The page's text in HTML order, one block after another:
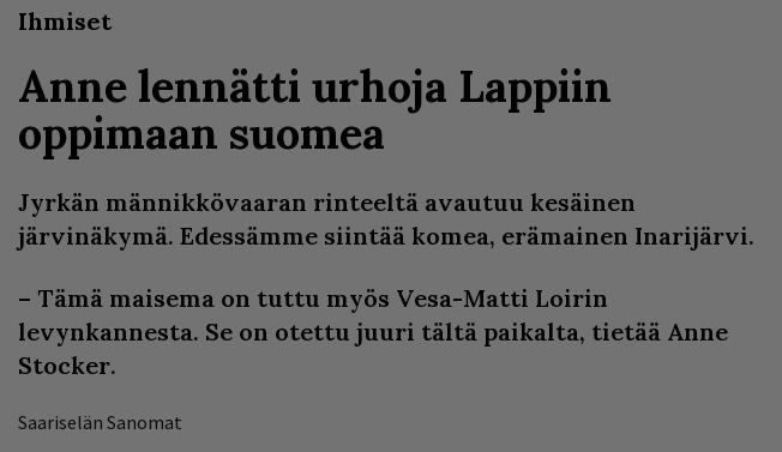
Ihmiset
Anne lennätti urhoja Lappiin
oppimaan suomea
Jyrkän männikkövaaran rinteeltä avautuu kesäinen
järvinäkymä. Edessämme siintää komea, erämainen Inarijärvi.
– Tämä maisema on tuttu myös Vesa-Matti Loirin
levynkannesta. Se on otettu juuri tältä paikalta, tietää Anne
Stocker.
Saariselän Sanomat